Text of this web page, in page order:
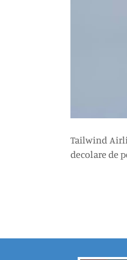
Tailwind
decolare de